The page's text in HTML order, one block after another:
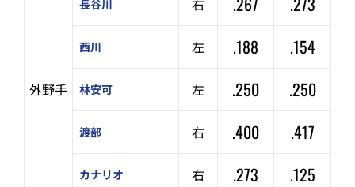
外野手
長谷川 右
西川 左 .188 .154
林安可 左 .250 .250
渡部 右 .400 .417
カナリオ 右 .273 .125